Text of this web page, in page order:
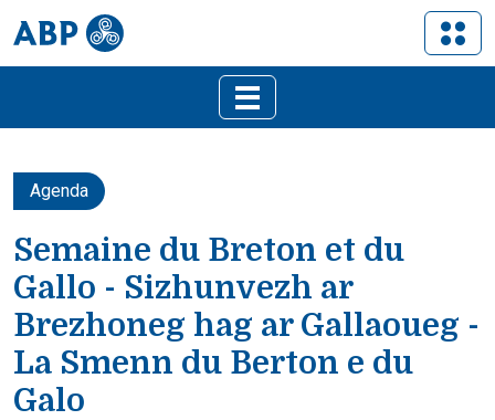
Agenda
Semaine du Breton et du
Gallo - Sizhunvezh ar
Brezhoneg hag ar Gallaoueg -
La Smenn du Berton e du
Galo